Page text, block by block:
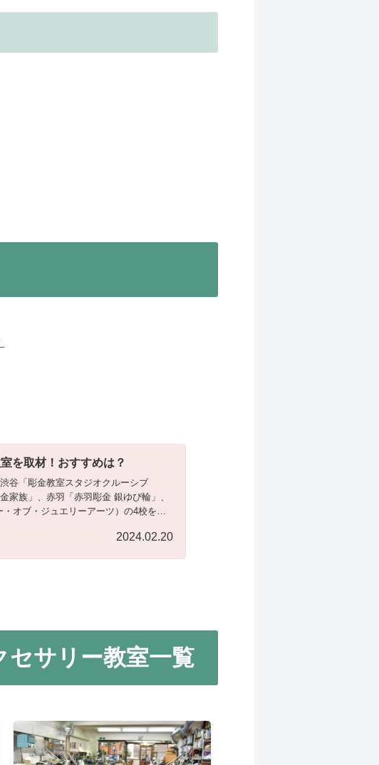
を取材！おすすめは？
谷「彫金教室スタジオクルーシブ
家族」、赤羽「赤羽彫金 銀ゆび輪」、
オブ・ジュエリーアーツ）の4校を、
スクールや彫金教室選びの参考に。
2024.02.20
セサリー教室一覧